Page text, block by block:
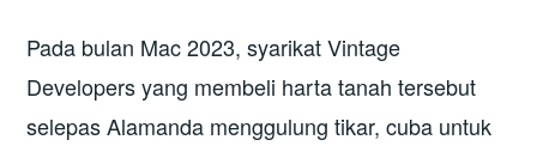
Pada bulan Mac 2023, syarikat Vintage
Developers yang membeli harta tanah tersebut
selepas Alamanda menggulung tikar, cuba untuk